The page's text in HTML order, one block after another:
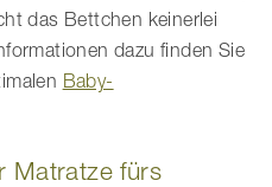
das Bettchen keinerlei
dazu finden Sie
Baby-
Matratze fürs